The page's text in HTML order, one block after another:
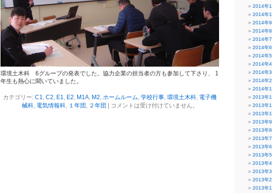
環境土木科 6グループの発表でした。協力企業の担当者の方も参加して下さり、 1
年生も熱心に聞いていました。
カテゴリー: C1, C2, E1, E2, M1A, M2, ホームルーム, 学校行事, 環境土木科, 電子機
械科, 電気情報科, １年団 , ２年団 コメントは受け付けていません。
2014年
2014年
2014年9
2014年8
2014年7
2014年6
2014年5
2014年4
2014年3
2014年2
2014年1
2013年
2013年
2013年
2013年9
2013年8
2013年7
2013年6
2013年5
2013年4
2013年3
2013年2
2013年1